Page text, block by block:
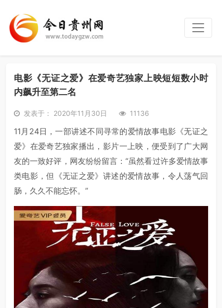
电影《无证之爱》在爱奇艺独家上映短短数小时
内飙升至第二名
发表于： 2020年11月30日 11136
11月24日，一部讲述不同寻常的爱情故事电影《无证之
爱》在爱奇艺独家播出，影片一上映，便受到了广大网
友的一致好评，网友纷纷留言：“虽然看过许多爱情故事
类电影，但《无证之爱》讲述的爱情故事，令人荡气回
肠，久久不能忘怀。”